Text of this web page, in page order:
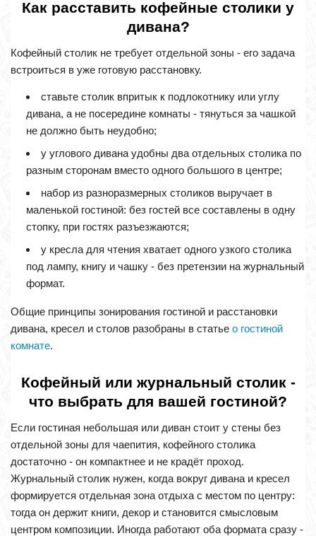
Как расставить кофейные столики у
дивана?
Кофейный столик не требует отдельной зоны - его задача
встроиться в уже готовую расстановку.
ставьте столик впритык к подлокотнику или углу
дивана, а не посередине комнаты - тянуться за чашкой
не должно быть неудобно;
у углового дивана удобны два отдельных столика по
разным сторонам вместо одного большого в центре;
набор из разноразмерных столиков выручает в
маленькой гостиной: без гостей все составлены в одну
стопку, при гостях разъезжаются;
у кресла для чтения хватает одного узкого столика
под лампу, книгу и чашку - без претензии на журнальный
формат.
Общие принципы зонирования гостиной и расстановки
дивана, кресел и столов разобраны в статье о гостиной
комнате.
Кофейный или журнальный столик -
что выбрать для вашей гостиной?
Если гостиная небольшая или диван стоит у стены без
отдельной зоны для чаепития, кофейного столика
достаточно - он компактнее и не крадёт проход.
Журнальный столик нужен, когда вокруг дивана и кресел
формируется отдельная зона отдыха с местом по центру:
тогда он держит книги, декор и становится смысловым
центром композиции. Иногда работают оба формата сразу -